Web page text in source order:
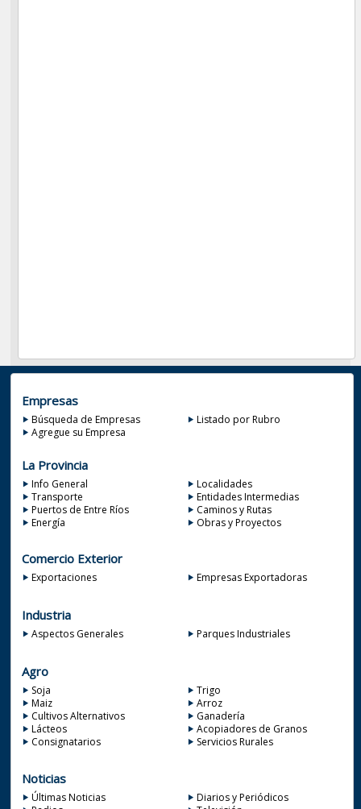
Empresas
Búsqueda de Empresas
Listado por Rubro
Agregue su Empresa
La Provincia
Info General
Localidades
Transporte
Entidades Intermedias
Puertos de Entre Ríos
Caminos y Rutas
Energía
Obras y Proyectos
Comercio Exterior
Exportaciones Empresas Exportadoras
Industria
Aspectos Generales Parques Industriales
Agro
Soja
Trigo
Maiz
Arroz
Cultivos Alternativos
Ganadería
Lácteos
Acopiadores de Granos
Consignatarios
Servicios Rurales
Noticias
Últimas Noticias
Diarios y Periódicos